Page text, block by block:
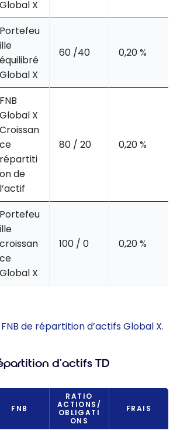
Global X
Portefeu
ille
équilibré
Global X
60 /40 0,20 %
FNB
Global X
Croissan
ce
répartiti
on de
l’actif
80 / 20 0,20 %
Portefeu
ille
croissan
ce
Global X
100 / 0 0,20 %
FNB de répartition d’actifs Global X.
d’actifs TD
FNB
RATIO
ACTIONS/
OBLIGATI
ONS
FRAIS